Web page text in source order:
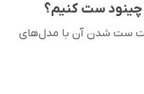
چینود ست کنیم؟
ست شدن آن با مدل‌های